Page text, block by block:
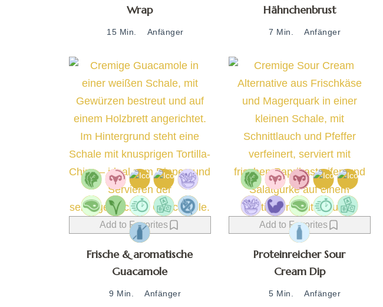
Wrap
15 Min. Anfänger
Hähnchenbrust
7 Min. Anfänger
Add to Favorites
Frische & aromatische
Guacamole
9 Min. Anfänger
Add to Favorites
Proteinreicher Sour
Cream Dip
5 Min. Anfänger